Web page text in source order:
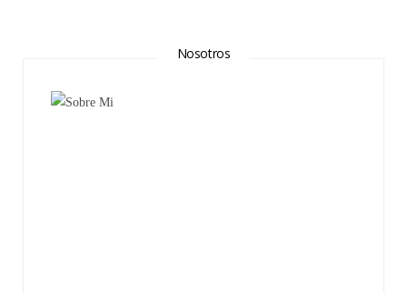
Nosotros